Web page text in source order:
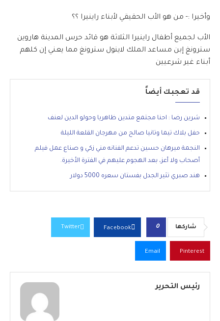
وأخيرا :- من هو الأب الحقيقي لأبناء راينيرا ؟؟
الأب لجميع أطفال راينيرا الثلاثة هو قائد حرس المدينة هاروين
سترونغ إبن مساعد الملك لاينول سترونغ مما يعني إن كلهم
أبناء غير شرعيين
قد تعجبك أيضاً
شرين رضا : احنا مجتمع متدين ظاهريا وحولو الدين لعنف
حفل بلاك تيما وتانيا صالح من مهرجان القلعة الليلة
النجمة ميرهان حسين تدعم الفنانه مني زكي و صناع عمل فيلم
أصحاب ولا أعز، بعد الهجوم عليهم في الفترة الأخيرة.
هند صبري تثير الجدل بفستان سعره 5000 دولار
شاركها 0
Facebook
Twitter
Pinterest
Email
رئيس التحرير